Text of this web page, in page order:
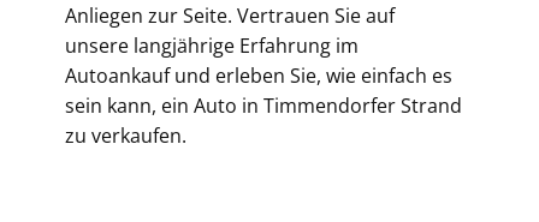
Anliegen zur Seite. Vertrauen Sie auf
unsere langjährige Erfahrung im
Autoankauf und erleben Sie, wie einfach es
sein kann, ein Auto in Timmendorfer Strand
zu verkaufen.